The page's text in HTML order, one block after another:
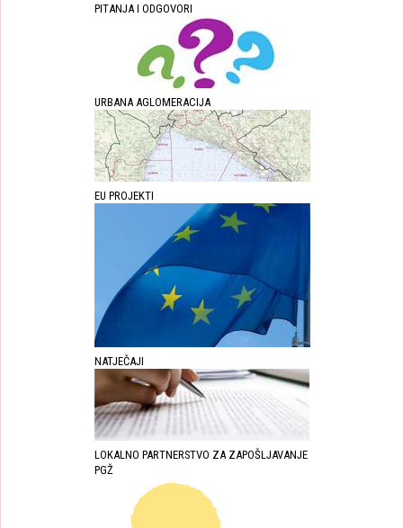
PITANJA I ODGOVORI
URBANA AGLOMERACIJA
EU PROJEKTI
NATJEČAJI
LOKALNO PARTNERSTVO ZA ZAPOŠLJAVANJE
PGŽ